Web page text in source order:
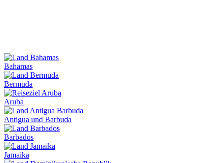
Bahamas
Bermuda
Aruba
Antigua und Barbuda
Barbados
Jamaika